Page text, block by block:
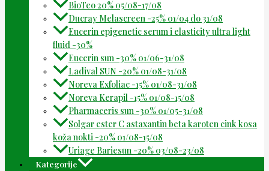
BioTeo 20% 05/08-17/08
Ducray Melascreen -25% 01/04 do 31/08
Eucerin epigenetic serum i elasticity ultra light
fluid -30%
Eucerin sun -30% 01/06-31/08
Ladival SUN -20% 01/08-31/08
Noreva Exfoliac -15% 01/08-31/08
Noreva Kerapil -15% 01/08-15/08
Pharmaceris sun -30% 01/05-31/08
Solgar ester C astaxantin beta karoten cink kosa
koža nokti -20% 01/08-15/08
Uriage Bariesun -20% 03/08-23/08
Kategorije